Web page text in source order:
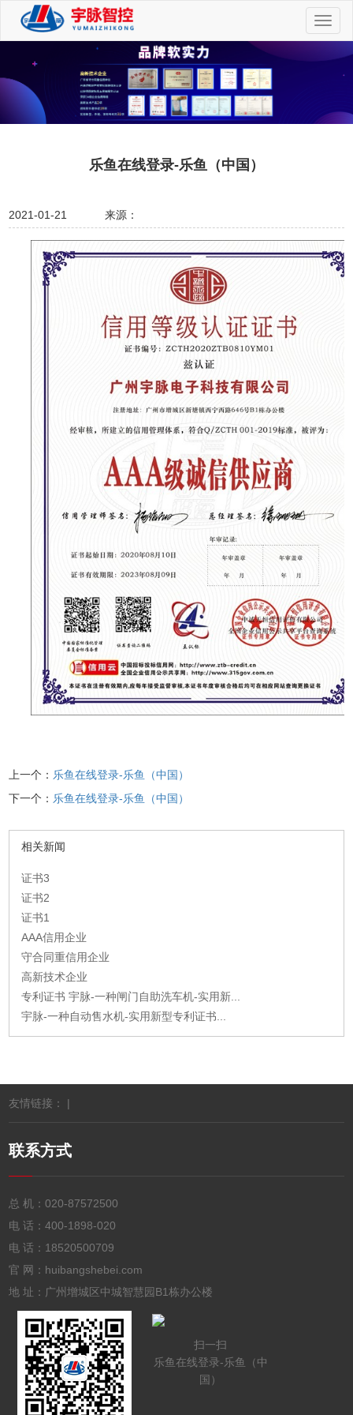
切
换
乐鱼在线登录-乐鱼（中国）
2021-01-21 来源：
上一个： 乐鱼在线登录-乐鱼（中国）
下一个： 乐鱼在线登录-乐鱼（中国）
相关新闻
证书3
证书2
证书1
AAA信用企业
守合同重信用企业
高新技术企业
专利证书 宇脉-一种闸门自助洗车机-实用新...
宇脉-一种自动售水机-实用新型专利证书...
友情链接： |
联系方式
总 机：020-87572500
电 话：400-1898-020
电 话： 18520500709
官 网：huibangshebei.com
地 址：广州增城区中城智慧园B1栋办公楼
扫一扫
乐鱼在线登录-乐鱼（中
国）